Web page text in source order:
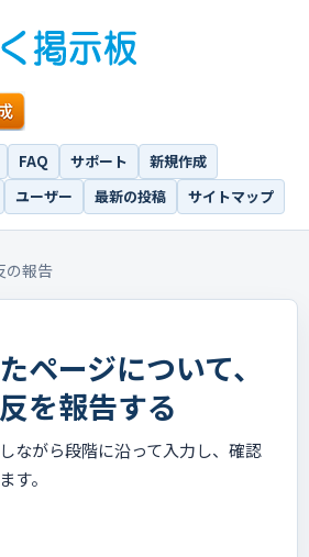
FAQ サポート
新規作成
ユーザー 最新の投稿 サイトマップ
の報告
ページについて、
を報告する
ながら段階に沿って入力し、確認
す。